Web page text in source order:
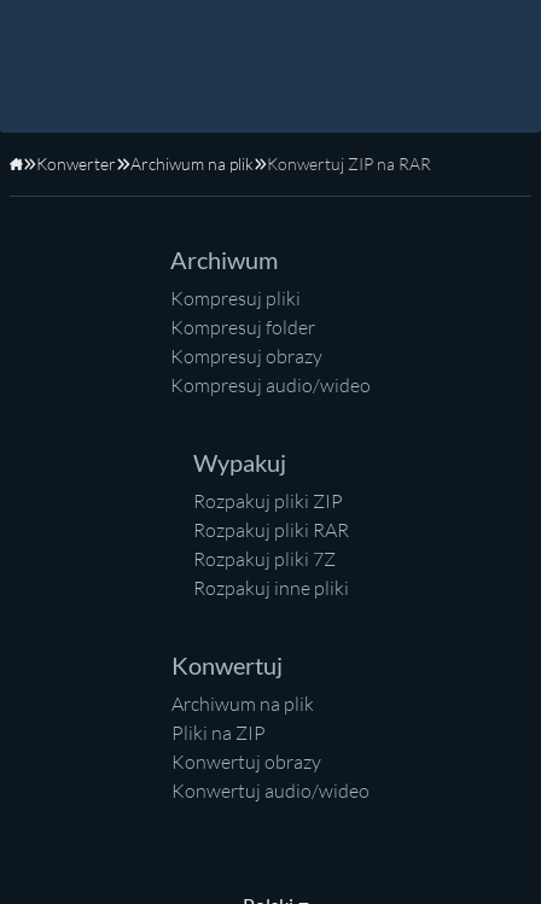
Strona główna
Konwerter Archiwum na plik Konwertuj ZIP na RAR
Archiwum
Kompresuj pliki
Kompresuj folder
Kompresuj obrazy
Kompresuj audio/wideo
Wypakuj
Rozpakuj pliki ZIP
Rozpakuj pliki RAR
Rozpakuj pliki 7Z
Rozpakuj inne pliki
Konwertuj
Archiwum na plik
Pliki na ZIP
Konwertuj obrazy
Konwertuj audio/wideo